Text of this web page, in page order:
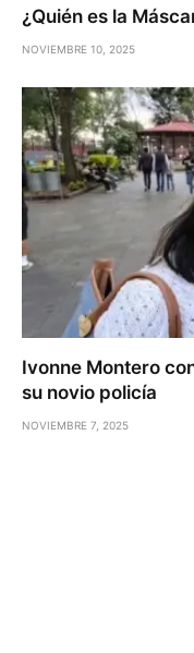
¿Quién es la
NOVIEMBRE 10, 2025
Ivonne Montero
su novio policía
NOVIEMBRE 7, 2025